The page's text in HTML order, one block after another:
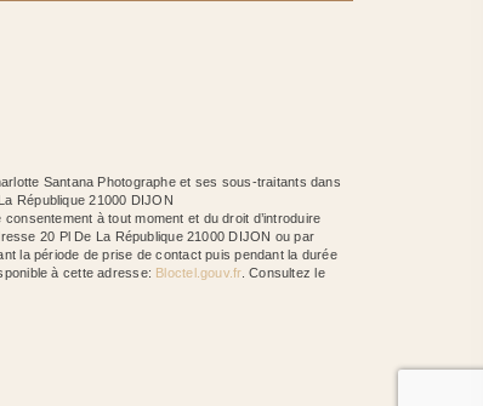
Santana Photographe et ses sous-traitants dans
République 21000 DIJON
à tout moment et du droit d’introduire
20 Pl De La République 21000 DIJON ou par
la période de prise de contact puis pendant la durée
à cette adresse:
Bloctel.gouv.fr. Consultez le